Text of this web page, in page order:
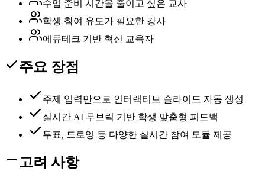
수업 준비 시간을 줄이고 싶은 교사
학생 참여 유도가 필요한 강사
에듀테크 기반 혁신 교육자
주요 장점
주제 입력만으로 인터랙티브 슬라이드 자동 생성
실시간 AI 루브릭 기반 학생 맞춤형 피드백
투표, 드로잉 등 다양한 실시간 참여 모듈 제공
고려 사항